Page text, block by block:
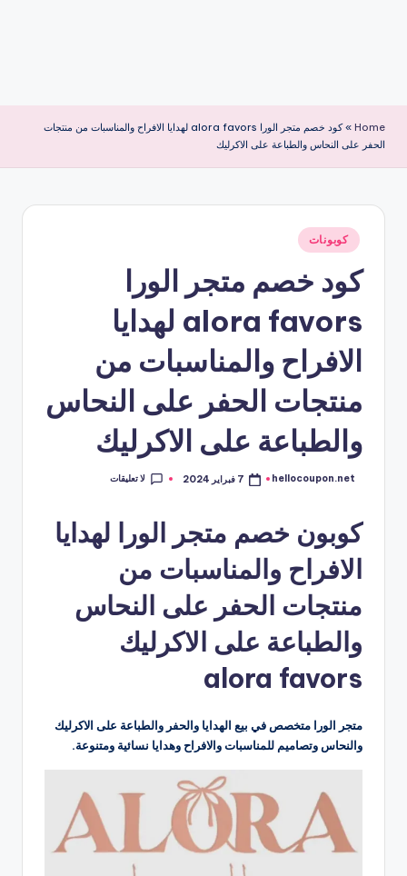
Home
»
كود خصم متجر الورا alora favors لهدايا الافراح والمناسبات من منتجات
الحفر على النحاس والطباعة على الاكرليك
نُشر
في
كوبونات
كود خصم متجر الورا
alora favors لهدايا
الافراح والمناسبات من
منتجات الحفر على النحاس
والطباعة على الاكرليك
تمّ
hellocoupon.net 7 فبراير 2024 لا تعليقات
كوبون خصم متجر الورا لهدايا
الافراح والمناسبات من
منتجات الحفر على النحاس
والطباعة على الاكرليك
alora favors
متجر الورا متخصص في بيع الهدايا والحفر والطباعة على الاكرليك
والنحاس وتصاميم للمناسبات والافراح وهدايا نسائية ومتنوعة.